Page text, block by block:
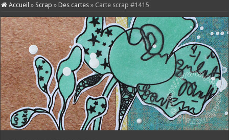
Accueil » Scrap » Des cartes » Carte scrap #1415